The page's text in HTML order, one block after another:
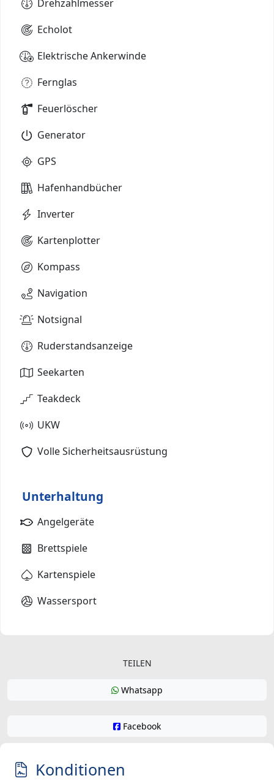
Drehzahlmesser
Echolot
Elektrische Ankerwinde
Fernglas
Feuerlöscher
Generator
GPS
Hafenhandbücher
Inverter
Kartenplotter
Kompass
Navigation
Notsignal
Ruderstandsanzeige
Seekarten
Teakdeck
UKW
Volle Sicherheitsausrüstung
Unterhaltung
Angelgeräte
Brettspiele
Kartenspiele
Wassersport
TEILEN
Whatsapp
Facebook
Konditionen